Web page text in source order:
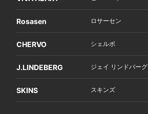
Rosasen ロサーセン
CHERVO シェルボ
J.LINDEBERG ジェイ リンドバーグ
SKINS スキンズ